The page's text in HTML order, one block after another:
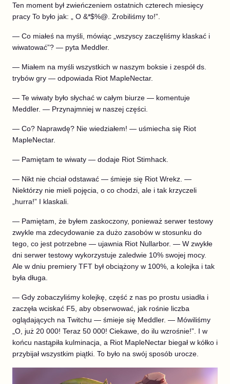
Ten moment był zwieńczeniem ostatnich czterech miesięcy
pracy To było jak: „ O &*$%@. Zrobiliśmy to!”.
— Co miałeś na myśli, mówiąc „wszyscy zaczęliśmy klaskać i
wiwatować”? — pyta Meddler.
— Miałem na myśli wszystkich w naszym boksie i zespół ds.
trybów gry — odpowiada Riot MapleNectar.
— Te wiwaty było słychać w całym biurze — komentuje
Meddler. — Przynajmniej w naszej części.
— Co? Naprawdę? Nie wiedziałem! — uśmiecha się Riot
MapleNectar.
— Pamiętam te wiwaty — dodaje Riot Stimhack.
— Nikt nie chciał odstawać — śmieje się Riot Wrekz. —
Niektórzy nie mieli pojęcia, o co chodzi, ale i tak krzyczeli
„hurra!” I klaskali.
— Pamiętam, że byłem zaskoczony, ponieważ serwer testowy
zwykle ma zdecydowanie za dużo zasobów w stosunku do
tego, co jest potrzebne — ujawnia Riot Nullarbor. — W zwykłe
dni serwer testowy wykorzystuje zaledwie 10% swojej mocy.
Ale w dniu premiery TFT był obciążony w 100%, a kolejka i tak
była długa.
— Gdy zobaczyliśmy kolejkę, część z nas po prostu usiadła i
zaczęła wciskać F5, aby obserwować, jak rośnie liczba
oglądających na Twitchu — śmieje się Meddler. — Mówiliśmy
„O, już 20 000! Teraz 50 000! Ciekawe, do ilu wzrośnie!”. I w
końcu nastąpiła kulminacja, a Riot MapleNectar biegał w kółko i
przybijał wszystkim piątki. To było na swój sposób urocze.